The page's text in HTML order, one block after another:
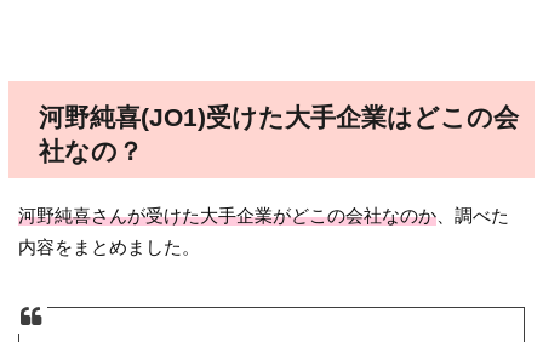
河野純喜(JO1)受けた大手企業はどこの会
社なの？
河野純喜さんが受けた大手企業がどこの会社なのか 、調べた
内容をまとめました。